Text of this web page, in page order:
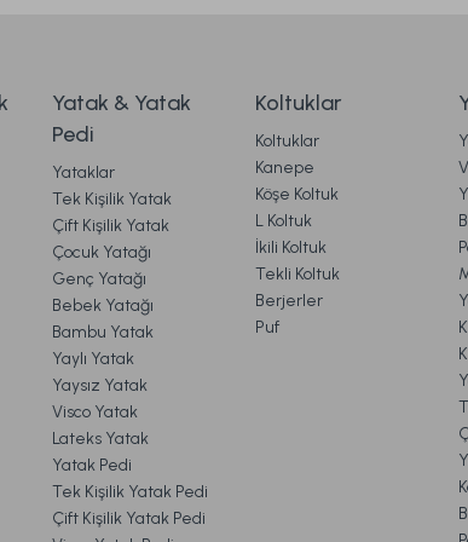
BİLGİLERİ
& İNDİRİMLER
HİZMETLERİ
& KOLTUK SİPARİŞ VE İADE İŞLEMLERİ
9.329,00 TL
Ücretsiz Kargo
Kapel Lambader Siyah-Eskitme
7.079,00 TL
Rante Lambader Gövde + Şapka
Yatak & Yatak
Pedi
Yataklar
Tek Kişilik Yatak
Çift Kişilik Yatak
Çocuk Yatağı
Genç Yatağı
Bebek Yatağı
Bambu Yatak
Yaylı Yatak
Yaysız Yatak
Visco Yatak
Lateks Yatak
Yatak Pedi
Tek Kişilik Yatak Pedi
Çift Kişilik Yatak Pedi
Koltuklar
Koltuklar
Kanepe
Köşe Koltuk
L Koltuk
İkili Koltuk
Tekli Koltuk
Berjerler
Puf